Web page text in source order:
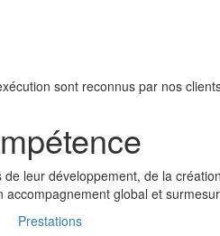
sont reconnus par nos
leur développement, de la
global et
Prestations